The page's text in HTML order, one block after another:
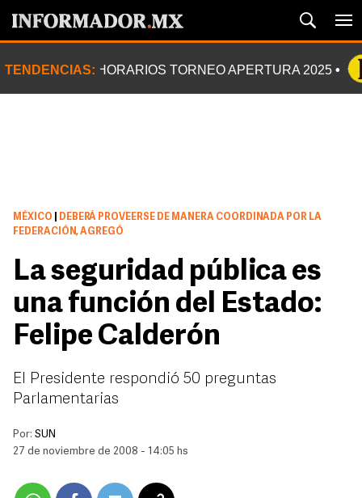
TENDENCIAS: HORARIOS TORNEO APERTURA 2025
MÉXICO
DEBERÁ PROVEERSE DE MANERA COORDINADA POR LA
FEDERACIÓN, AGREGÓ
La seguridad pública es
una función del Estado:
Felipe Calderón
El Presidente respondió 50 preguntas
Parlamentarias
Por: SUN
27 de noviembre de 2008 - 14:05 hs